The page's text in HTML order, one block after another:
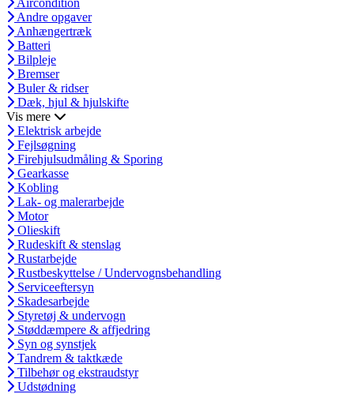
Andre opgaver
Anhængertræk
Batteri
Bilpleje
Bremser
Buler & ridser
Dæk, hjul & hjulskifte
Vis mere
Elektrisk arbejde
Fejlsøgning
Firehjulsudmåling & Sporing
Gearkasse
Kobling
Lak- og malerarbejde
Motor
Olieskift
Rudeskift & stenslag
Rustarbejde
Rustbeskyttelse / Undervognsbehandling
Serviceeftersyn
Skadesarbejde
Styretøj & undervogn
Støddæmpere & affjedring
Syn og synstjek
Tandrem & taktkæde
Tilbehør og ekstraudstyr
Udstødning